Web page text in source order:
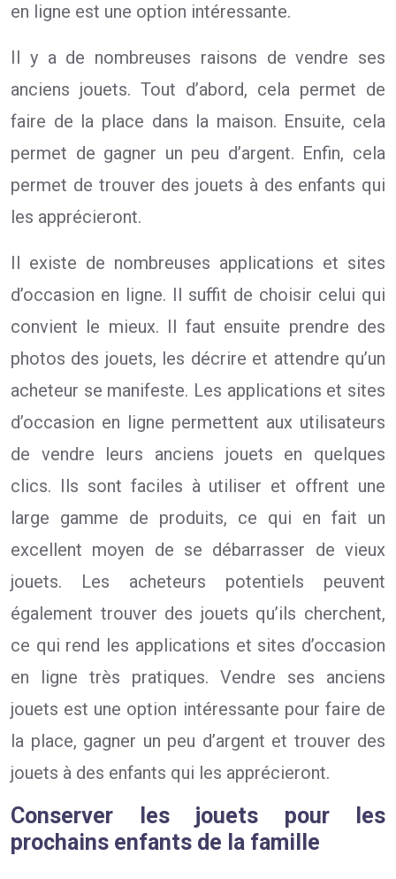
en ligne est une option intéressante.
Il y a de nombreuses raisons de vendre ses
anciens jouets. Tout d’abord, cela permet de
faire de la place dans la maison. Ensuite, cela
permet de gagner un peu d’argent. Enfin, cela
permet de trouver des jouets à des enfants qui
les apprécieront.
Il existe de nombreuses applications et sites
d’occasion en ligne. Il suffit de choisir celui qui
convient le mieux. Il faut ensuite prendre des
photos des jouets, les décrire et attendre qu’un
acheteur se manifeste. Les applications et sites
d’occasion en ligne permettent aux utilisateurs
de vendre leurs anciens jouets en quelques
clics. Ils sont faciles à utiliser et offrent une
large gamme de produits, ce qui en fait un
excellent moyen de se débarrasser de vieux
jouets. Les acheteurs potentiels peuvent
également trouver des jouets qu’ils cherchent,
ce qui rend les applications et sites d’occasion
en ligne très pratiques. Vendre ses anciens
jouets est une option intéressante pour faire de
la place, gagner un peu d’argent et trouver des
jouets à des enfants qui les apprécieront.
Conserver les jouets pour les
prochains enfants de la famille